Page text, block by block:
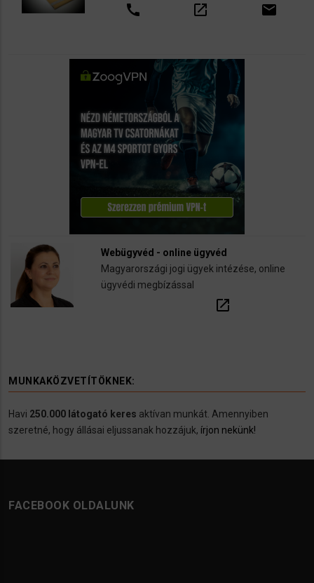
call open_in_new email
Webügyvéd - online ügyvéd
Magyarországi jogi ügyek intézése, online
ügyvédi megbízással
open_in_new
MUNKAKÖZVETÍTÖKNEK:
Havi 250.000 látogató keres aktívan munkát. Amennyiben
szeretné, hogy állásai eljussanak hozzájuk, írjon nekünk!
FACEBOOK OLDALUNK